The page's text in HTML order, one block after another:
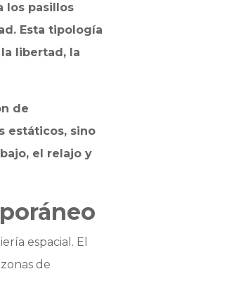
los pasillos
Esta tipología
libertad, la
de
estáticos, sino
el relajo y
espacial. El
de